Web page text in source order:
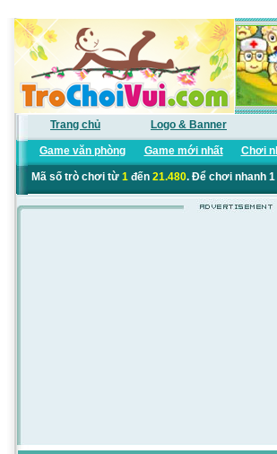
Trang chủ Logo & Banner
Game văn phòng Game mới nhất Chơi
Mã số trò chơi từ 1đến 21.480. Để chơi nhanh